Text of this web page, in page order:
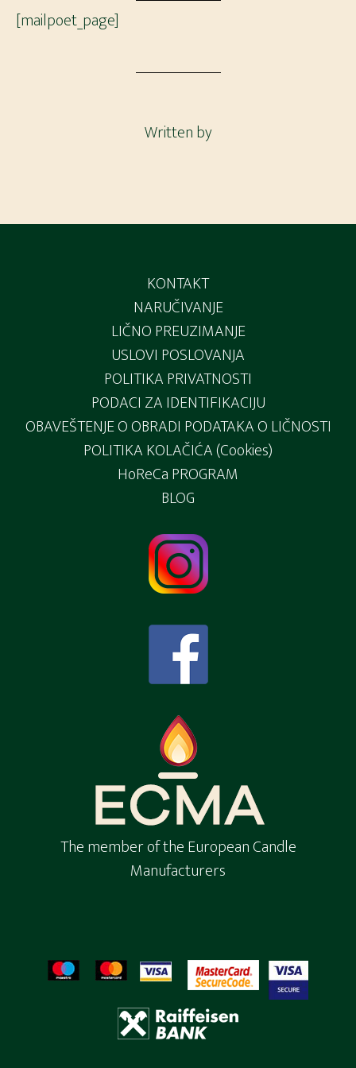
[mailpoet_page]
Written by
Footer
KONTAKT
NARUČIVANJE
LIČNO PREUZIMANJE
USLOVI POSLOVANJA
POLITIKA PRIVATNOSTI
PODACI ZA IDENTIFIKACIJU
OBAVEŠTENJE O OBRADI PODATAKA O LIČNOSTI
POLITIKA KOLAČIĆA (Cookies)
HoReCa PROGRAM
BLOG
The member of the European Candle
Manufacturers